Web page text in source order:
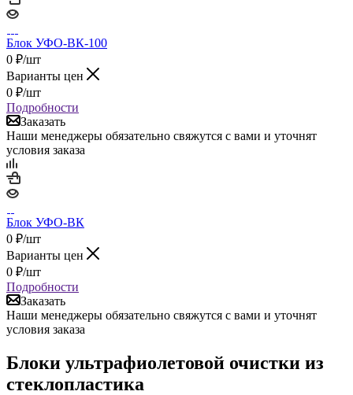
Блок УФО-ВК-100
0 ₽/шт
Варианты цен
0 ₽/шт
Подробности
Заказать
Наши менеджеры обязательно свяжутся с вами и уточнят
условия заказа
Блок УФО-ВК
0 ₽/шт
Варианты цен
0 ₽/шт
Подробности
Заказать
Наши менеджеры обязательно свяжутся с вами и уточнят
условия заказа
Блоки ультрафиолетовой очистки из
стеклопластика